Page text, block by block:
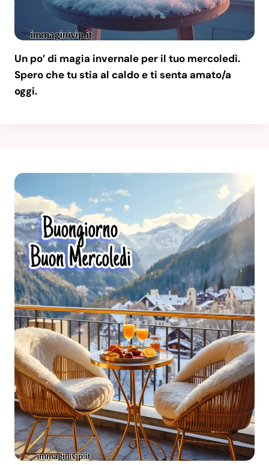
Un po’ di magia invernale per il tuo mercoledì.
Spero che tu stia al caldo e ti senta amato/a
oggi.